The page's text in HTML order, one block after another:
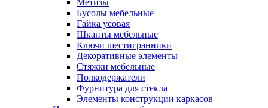
Метизы
Бусолы мебельные
Гайка усовая
Шканты мебельные
Ключи шестигранники
Декоративные элементы
Стяжки мебельные
Полкодержатели
Фурнитура для стекла
Элементы конструкции каркасов